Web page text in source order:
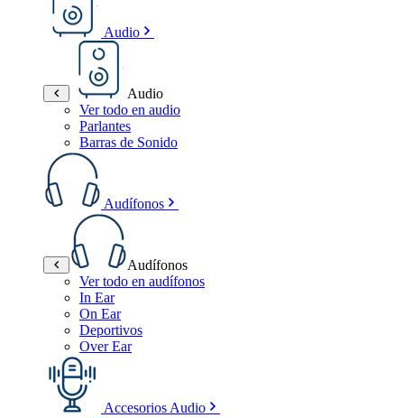
Audio
Audio
Ver todo en audio
Parlantes
Barras de Sonido
Audífonos
Audífonos
Ver todo en audífonos
In Ear
On Ear
Deportivos
Over Ear
Accesorios Audio